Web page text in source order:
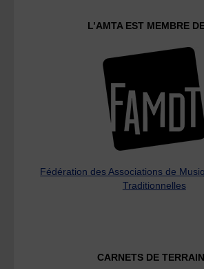
L’AMTA EST MEMBRE
Fédération des Associations de
Traditionnelles
CARNETS DE